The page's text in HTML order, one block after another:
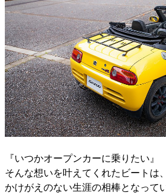
『いつかオープンカーに乗りたい』
そんな想いを叶えてくれたビートは
かけがえのない生涯の相棒となって